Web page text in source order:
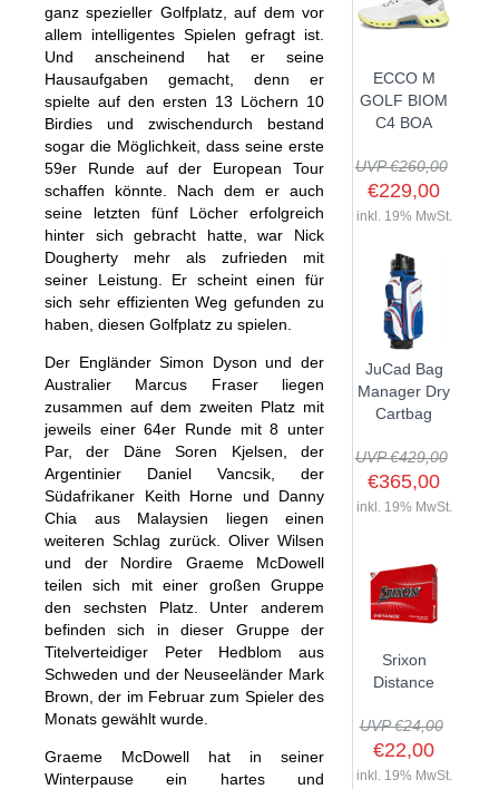
GOLFSCHLÄGER
DRIVER
FAIRWAYHÖLZER
EISENSÄTZE
WEDGES
HYBRIDS
PUTTER
KINDER GOLFSCHLÄGER
KOMPLETTSETS
HEADS
DEMOSCHLÄGER
BAGS
CARTBAGS
STANDBAGS
TRAVELBAGS
SONSTIGE BAGS
TROLLIES
PUSH- & PULLTROLLIES
ELEKTROTROLLIES
TROLLEY ZUBEHÖR
BÄLLE
GOLFBÄLLE
LOGOBÄLLE
SCHUHE
HERREN GOLFSCHUHE
DAMEN GOLFSCHUHE
KINDER GOLFSCHUHE
BEKLEIDUNG
HERREN
DAMEN
CAPS
GÜRTEL & SOCKEN
HANDSCHUHE
HERREN GOLFHANDSCHUHE
DAMEN GOLFHANDSCHUHE
KINDER GOLFHANDSCHUHE
ZUBEHÖR
ENTFERNUNGSMESSER
REGENSCHIRME
HANDTÜCHER
ACCESSOIRES
TRAININGSHILFEN
MONTAGE
KOMPONENTEN
GRIFFE
GUTSCHEINE
GUTSCHEINE
GOLFSCHLÄGER
BAGS
TROLLIES
BÄLLE
SCHUHE
BEKLEIDUNG
HANDSCHUHE
ZUBEHÖR
EVENTS
GOLFKURSE
EVENTS
ANFRAGE
GUTSCHEINE
ganz spezieller Golfplatz, auf dem vor
allem intelligentes Spielen gefragt ist.
Und anscheinend hat er seine
Hausaufgaben gemacht, denn er
spielte auf den ersten 13 Löchern 10
Birdies und zwischendurch bestand
sogar die Möglichkeit, dass seine erste
59er Runde auf der European Tour
schaffen könnte. Nach dem er auch
seine letzten fünf Löcher erfolgreich
hinter sich gebracht hatte, war Nick
Dougherty mehr als zufrieden mit
seiner Leistung. Er scheint einen für
sich sehr effizienten Weg gefunden zu
haben, diesen Golfplatz zu spielen.
Der Engländer Simon Dyson und der
Australier Marcus Fraser liegen
zusammen auf dem zweiten Platz mit
jeweils einer 64er Runde mit 8 unter
Par, der Däne Soren Kjelsen, der
Argentinier Daniel Vancsik, der
Südafrikaner Keith Horne und Danny
Chia aus Malaysien liegen einen
weiteren Schlag zurück. Oliver Wilsen
und der Nordire Graeme McDowell
teilen sich mit einer großen Gruppe
den sechsten Platz. Unter anderem
befinden sich in dieser Gruppe der
Titelverteidiger Peter Hedblom aus
Schweden und der Neuseeländer Mark
Brown, der im Februar zum Spieler des
Monats gewählt wurde.
Graeme McDowell hat in seiner
Winterpause ein hartes und
ECCO M
GOLF BIOM
C4 BOA
UVP €260,00
€229,00
inkl. 19% MwSt.
JuCad Bag
Manager Dry
Cartbag
UVP €429,00
€365,00
inkl. 19% MwSt.
Srixon
Distance
UVP €24,00
€22,00
inkl. 19% MwSt.